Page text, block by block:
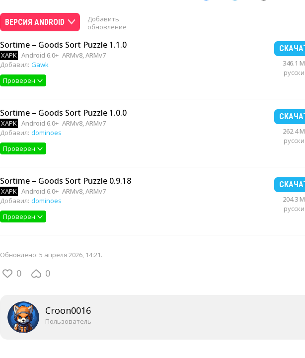
ВЕРСИЯ ANDROID
Добавить
обновление
Sortime – Goods Sort Puzzle 1.1.0
XAPK Android 6.0+ ARMv8, ARMv7
Добавил: Gawk
Проверен
346.1
Sortime – Goods Sort Puzzle 1.0.0
XAPK Android 6.0+ ARMv8, ARMv7
Добавил: dominoes
Проверен
262.4
Sortime – Goods Sort Puzzle 0.9.18
XAPK Android 6.0+ ARMv8, ARMv7
Добавил: dominoes
Проверен
204.3
Обновлено: 5 апреля 2026, 14:21.
0 0
Croon0016
Пользователь